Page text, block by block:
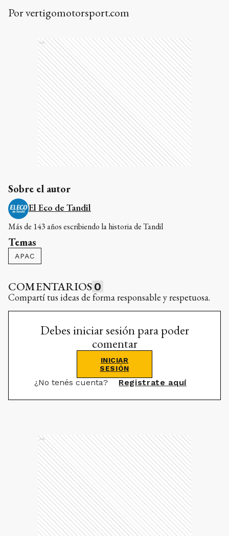
Por vertigomotorsport.com
Ads
Sobre el autor
El Eco de Tandil
Más de 143 años escribiendo la historia de Tandil
Temas
APAC
COMENTARIOS 0
Compartí tus ideas de forma responsable y respetuosa.
Debes iniciar sesión para poder
comentar
INICIAR
SESIÓN
¿No tenés cuenta? Registrate aquí
Ads